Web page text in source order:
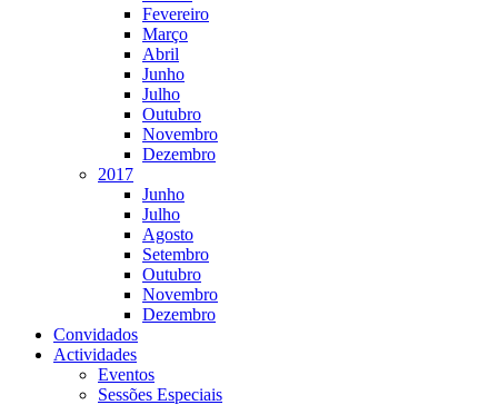
Fevereiro
Março
Abril
Junho
Julho
Outubro
Novembro
Dezembro
2017
Junho
Julho
Agosto
Setembro
Outubro
Novembro
Dezembro
Convidados
Actividades
Eventos
Sessões Especiais